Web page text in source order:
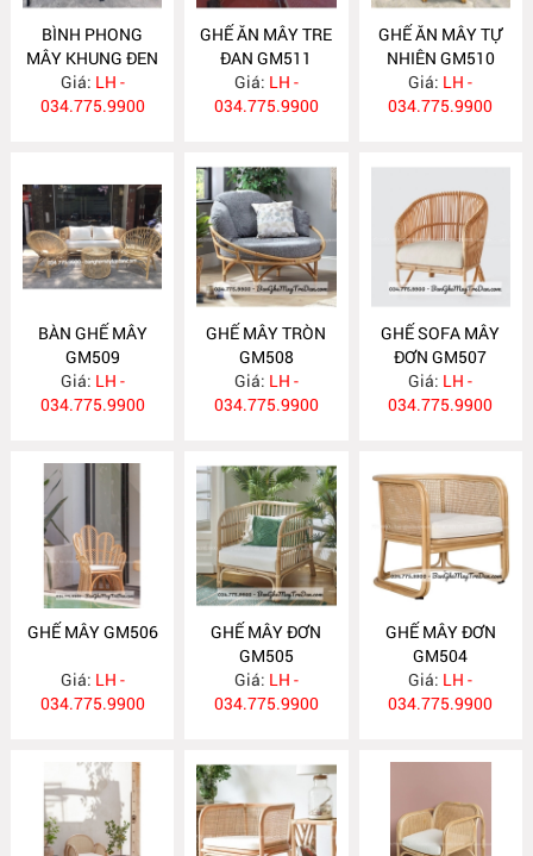
BÌNH PHONG
MÂY KHUNG ĐEN
BP17
Giá: LH -
034.775.9900
GHẾ ĂN MÂY TRE
ĐAN GM511
Giá: LH -
034.775.9900
GHẾ ĂN MÂY TỰ
NHIÊN GM510
Giá: LH -
034.775.9900
BÀN GHẾ MÂY
GM509
Giá: LH -
034.775.9900
GHẾ MÂY TRÒN
GM508
Giá: LH -
034.775.9900
GHẾ SOFA MÂY
ĐƠN GM507
Giá: LH -
034.775.9900
GHẾ MÂY GM506
Giá: LH -
034.775.9900
GHẾ MÂY ĐƠN
GM505
Giá: LH -
034.775.9900
GHẾ MÂY ĐƠN
GM504
Giá: LH -
034.775.9900